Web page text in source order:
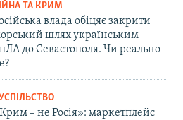
ТА КРИМ
влада обіцяє закрити
шлях українським
до Севастополя. Чи реально
– не Росія»: маркетплейс